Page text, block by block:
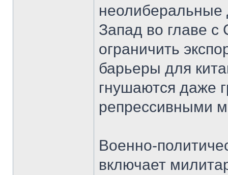
неолиберальные
Запад во главе
ограничить
барьеры для
гнушаются даже
репрессивными
Военно-
включает